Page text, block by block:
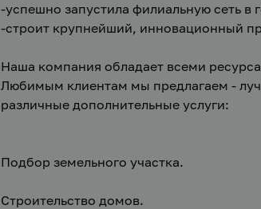
-успешно запустила филиальную сеть
-строит крупнейший, инновационный
Наша компания обладает всеми
Любимым клиентам мы предлагаем -
различные дополнительные услуги:
Подбор земельного участка.
Строительство домов.